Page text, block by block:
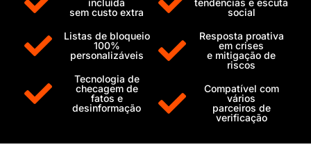
incluída
sem custo extra
Listas de bloqueio
100%
personalizáveis
Tecnologia de
checagem de
fatos e
desinformação
tendências e escuta
social
Resposta proativa
em crises
e mitigação de
riscos
Compatível com
vários
parceiros de
verificação